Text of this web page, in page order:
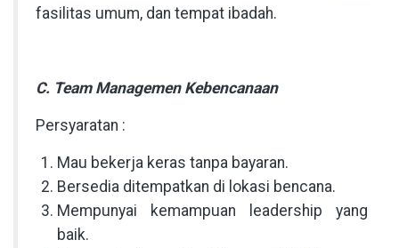
fasilitas umum, dan tempat ibadah.
C. Team Managemen Kebencanaan
Persyaratan :
Mau bekerja keras tanpa bayaran.
Bersedia ditempatkan di lokasi bencana.
Mempunyai kemampuan leadership yang
baik.